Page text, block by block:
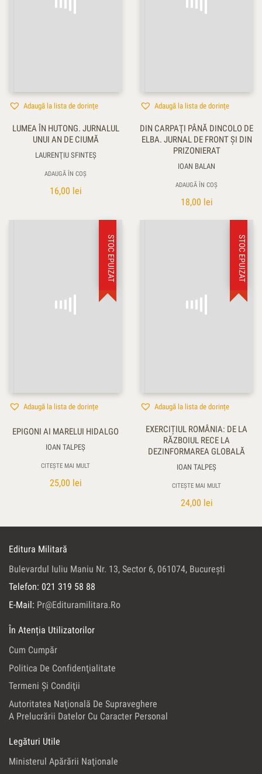
Adaugă la lista de dorințe
LUMEA ÎN HUTONG. JURNALUL
UNUI AN DE CIUMĂ
LAURENŢIU SFINTEȘ
ADAUGĂ ÎN COȘ
16,00 lei
Adaugă la lista de dorințe
DIN CARPAŢI PÂNĂ DINCOLO DE
ELBA. JURNAL DE FRONT ŞI DIN
PRIZONIERAT
IOAN BALAN
ADAUGĂ ÎN COȘ
18,00 lei
STOC EPUIZAT
Adaugă la lista de dorințe
EPIGONI AI MARELUI HIDALGO
IOAN TALPEŞ
CITEȘTE MAI MULT
25,00 lei
STOC EPUIZAT
Adaugă la lista de dorințe
EXERCIȚIUL ROMÂNIA: DE LA
RĂZBOIUL RECE LA
DEZINFORMAREA GLOBALĂ
IOAN TALPEŞ
CITEȘTE MAI MULT
24,00 lei
Editura Militară
Bulevardul Iuliu Maniu Nr. 13, Sector 6, 061074, Bucureşti
Telefon: 021 319 58 88
E-Mail: Pr@edituramilitara.ro
În Atenția Utilizatorilor
Cum Cumpăr
Politica De Confidenţialitate
Termeni Şi Condiţii
Autoritatea Naţională De Supraveghere
A Prelucrării Datelor Cu Caracter Personal
Legături Utile
Ministerul Apărării Naţionale